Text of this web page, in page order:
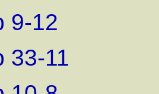
9-12
33-11